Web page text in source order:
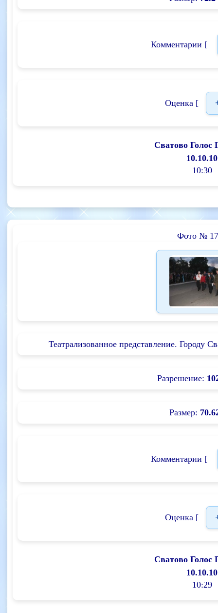
Комментарии [
Оценка [
Сватово Голос
10.10.10
10:30
Фото №
Театрализованное представление. Городу
Разрешение:
Размер:
Комментарии [
Оценка [
Сватово Голос
10.10.10
10:29